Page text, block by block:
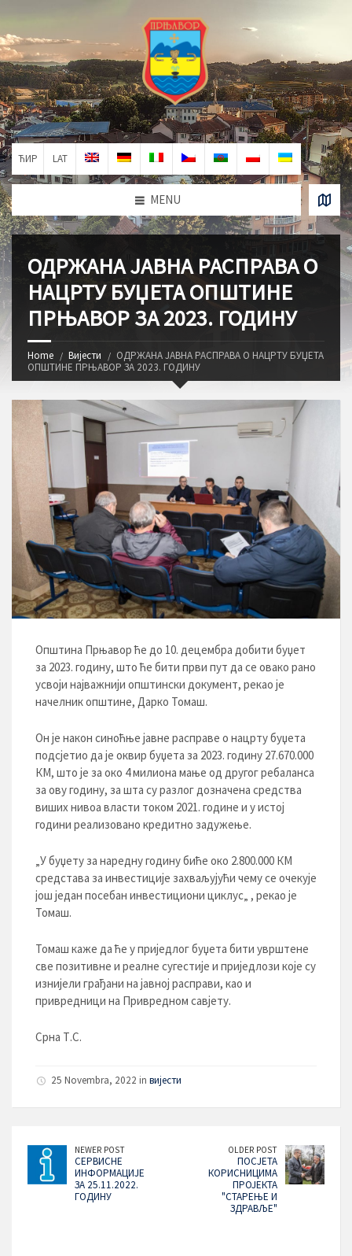
ЋИР LAT
MENU
ОДРЖАНА ЈАВНА РАСПРАВА О
НАЦРТУ БУЏЕТА ОПШТИНЕ
ПРЊАВОР ЗА 2023. ГОДИНУ
Home Вијести
ОДРЖАНА ЈАВНА РАСПРАВА О НАЦРТУ БУЏЕТА
ОПШТИНЕ ПРЊАВОР ЗА 2023. ГОДИНУ
Општина Прњавор ће до 10. децембра добити буџет
за 2023. годину, што ће бити први пут да се овако рано
усвоји најважнији општински документ, рекао је
начелник општине, Дарко Томаш.
Он је након синоћње јавне расправе о нацрту буџета
подсјетио да је оквир буџета за 2023. годину 27.670.000
КМ, што је за око 4 милиона мање од другог ребаланса
за ову годину, за шта су разлог дозначена средства
виших нивоа власти током 2021. године и у истој
години реализовано кредитно задужење.
„У буџету за наредну годину биће око 2.800.000 КМ
средстава за инвестиције захваљујући чему се очекује
још један посебан инвестициони циклус„ , рекао је
Томаш.
Томаш каже да ће у приједлог буџета бити уврштене
све позитивне и реалне сугестије и приједлози које су
изнијели грађани на јавној расправи, као и
привредници на Привредном савјету.
Срна Т.С.
25 Novembra, 2022 in вијести
NEWER POST
СЕРВИСНЕ
ИНФОРМАЦИЈЕ
ЗА 25.11.2022.
ГОДИНУ
OLDER POST
ПОСЈЕТА
КОРИСНИЦИМА
ПРОЈЕКТА
"СТАРЕЊЕ И
ЗДРАВЉЕ"